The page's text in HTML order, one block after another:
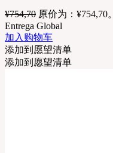
¥754,70 原价为：¥754,70。
Entrega Global
加入购物车
添加到愿望清单
添加到愿望清单